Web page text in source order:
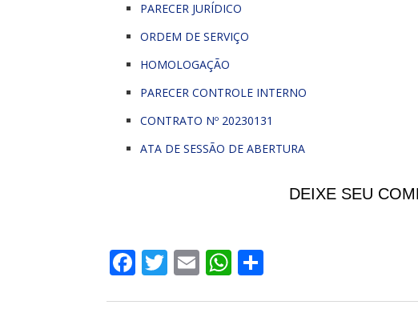
PARECER JURÍDICO
ORDEM DE SERVIÇO
HOMOLOGAÇÃO
PARECER CONTROLE INTERNO
CONTRATO Nº 20230131
ATA DE SESSÃO DE ABERTURA
DEIXE SEU
Facebook
Twitter
EmailWhatsApp